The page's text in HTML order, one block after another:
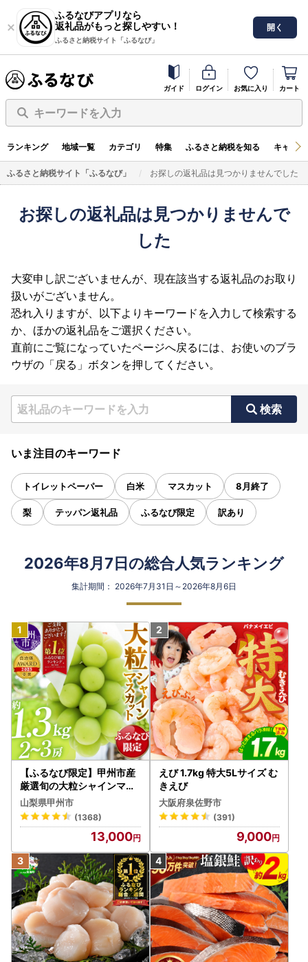
ふるなびアプリなら
返礼品がもっと探しやすい！
ふるさと納税サイト「ふるなび」
開く
ガイド ログイン お気に入り カート
キーワードを入力
ランキング 地域一覧 カテゴリ 特集 ふるさと納税を知る キャン
ふるさと納税サイト「ふるなび」 お探しの返礼品は見つかりませんでした
お探しの返礼品は見つかりませんで
した
大変申し訳ございませんが、現在該当する返礼品のお取り
扱いがございません。
恐れ入りますが、以下よりキーワードを入力して検索する
か、ほかの返礼品をご選択ください。
直前にご覧になっていたページへ戻るには、お使いのブラ
ウザの「戻る」ボタンを押してください。
検索
いま注目のキーワード
トイレットペーパー 白米 マスカット 8月終了
梨 テッパン返礼品 ふるなび限定 訳あり
2026年8月7日の総合人気ランキング
集計期間： 2026年7月31日～2026年8月6日
【ふるなび限定】甲州市産
厳選旬の大粒シャインマス
カット 約1.3kg 2～3房【2
026年発送】（MG）B12-
472 FN-Limited-VO シャ
インマスカット フルーツ
山梨県甲州市
(1368)
13,000
えび 1.7kg 特大5Lサイズ む
きえび
大阪府泉佐野市
(391)
9,000